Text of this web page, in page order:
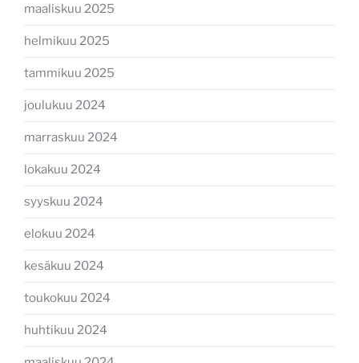
maaliskuu 2025
helmikuu 2025
tammikuu 2025
joulukuu 2024
marraskuu 2024
lokakuu 2024
syyskuu 2024
elokuu 2024
kesäkuu 2024
toukokuu 2024
huhtikuu 2024